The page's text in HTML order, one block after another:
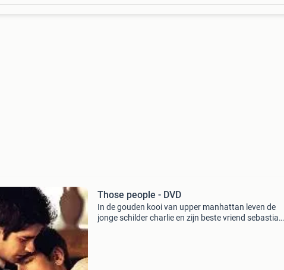
Those people - DVD
In de gouden kooi van upper manhattan leven de
jonge schilder charlie en zijn beste vriend sebastian